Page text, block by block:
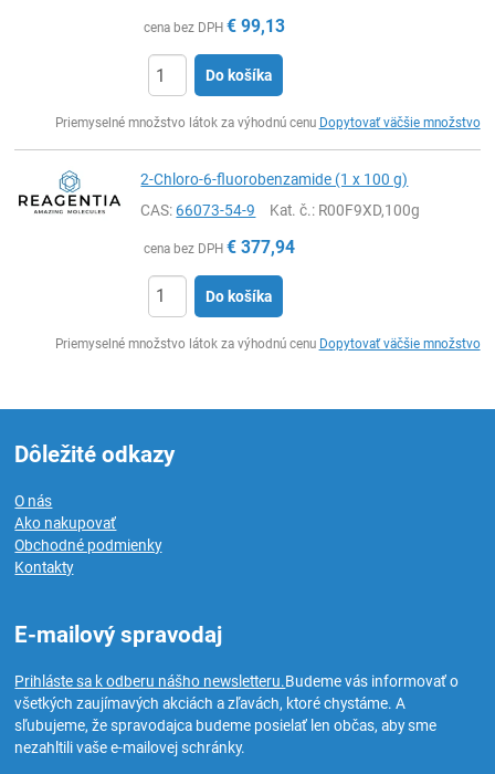
cena bez DPH € 99,13
Do košíka
Priemyselné množstvo látok za výhodnú cenu Dopytovať väčšie množstvo
2-Chloro-6-fluorobenzamide (1 x 100 g)
CAS:66073-54-9 Kat. č.: R00F9XD,100g
cena bez DPH € 377,94
Do košíka
Priemyselné množstvo látok za výhodnú cenu Dopytovať väčšie množstvo
Dôležité odkazy
O nás
Ako nakupovať
Obchodné podmienky
Kontakty
E-mailový spravodaj
Prihláste sa k odberu nášho newsletteru.Budeme vás informovať o
všetkých zaujímavých akciách a zľavách, ktoré chystáme. A
sľubujeme, že spravodajca budeme posielať len občas, aby sme
nezahltili vaše e-mailovej schránky.